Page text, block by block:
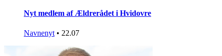
Nyt medlem af Ældrerådet i Hvidovre
Navnenyt • 22.07